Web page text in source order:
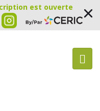
est ouverte